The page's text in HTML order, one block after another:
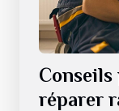
réparer